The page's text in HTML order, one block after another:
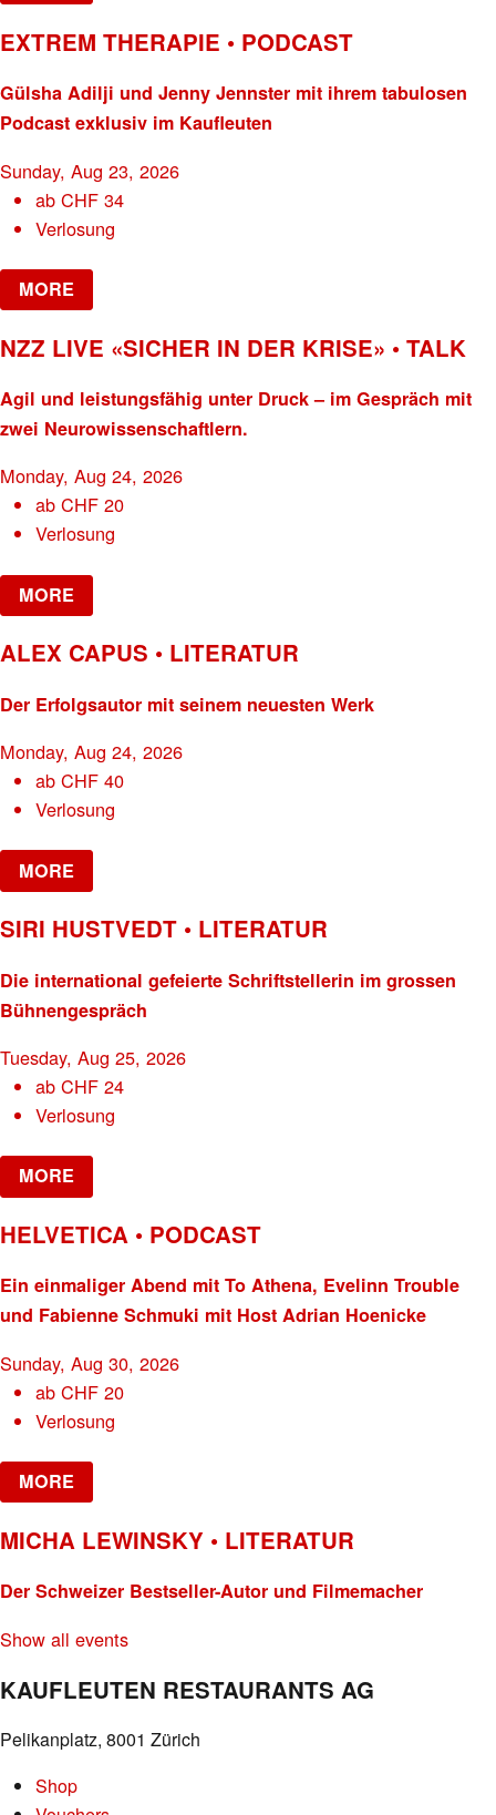
EXTREM THERAPIE • PODCAST
Gülsha Adilji und Jenny Jennster mit ihrem tabulosen
Podcast exklusiv im Kaufleuten
Sunday, Aug 23, 2026
abCHF 34
Verlosung
MORE
NZZ LIVE «SICHER IN DER KRISE» • TALK
Agil und leistungsfähig unter Druck – im Gespräch mit
zwei Neurowissenschaftlern.
Monday, Aug 24, 2026
abCHF 20
Verlosung
MORE
ALEX CAPUS • LITERATUR
Der Erfolgsautor mit seinem neuesten Werk
Monday, Aug 24, 2026
abCHF 40
Verlosung
MORE
SIRI HUSTVEDT • LITERATUR
Die international gefeierte Schriftstellerin im grossen
Bühnengespräch
Tuesday, Aug 25, 2026
abCHF 24
Verlosung
MORE
HELVETICA • PODCAST
Ein einmaliger Abend mit To Athena, Evelinn Trouble
und Fabienne Schmuki mit Host Adrian Hoenicke
Sunday, Aug 30, 2026
abCHF 20
Verlosung
MORE
MICHA LEWINSKY • LITERATUR
Der Schweizer Bestseller-Autor und Filmemacher
Show all events
KAUFLEUTEN RESTAURANTS AG
Pelikanplatz, 8001 Zürich
Shop